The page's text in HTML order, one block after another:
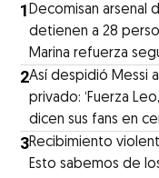
1Decomisan arsenal
detienen a 28
Marina refuerza
2Así despidió Messi
privado: ‘Fuerza
dicen sus fans en
3Recibimiento
Esto sabemos de